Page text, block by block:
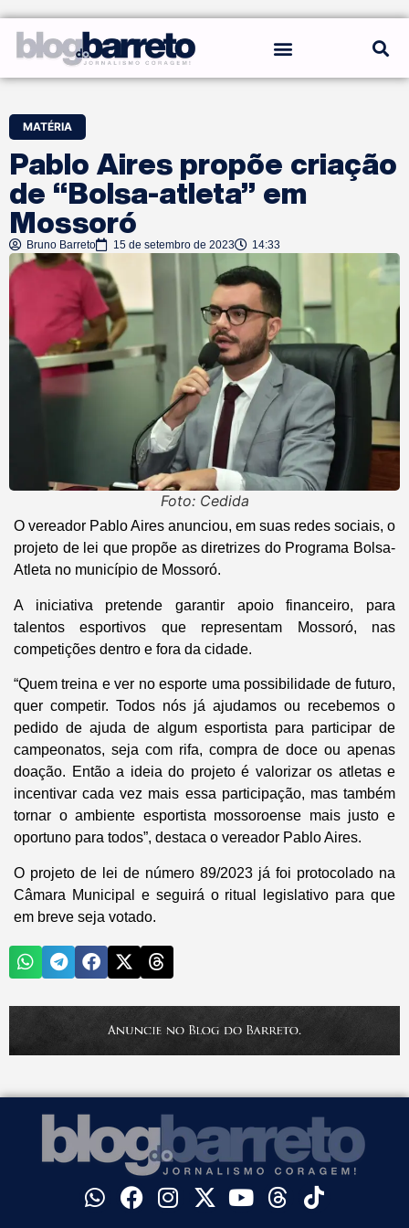
MATÉRIA
Pablo Aires propõe criação
de “Bolsa-atleta” em
Mossoró
Bruno Barreto 15 de setembro de 2023 14:33
Foto: Cedida
O vereador Pablo Aires anunciou, em suas redes sociais, o
projeto de lei que propõe as diretrizes do Programa Bolsa-
Atleta no município de Mossoró.
A iniciativa pretende garantir apoio financeiro, para
talentos esportivos que representam Mossoró, nas
competições dentro e fora da cidade.
“Quem treina e ver no esporte uma possibilidade de futuro,
quer competir. Todos nós já ajudamos ou recebemos o
pedido de ajuda de algum esportista para participar de
campeonatos, seja com rifa, compra de doce ou apenas
doação. Então a ideia do projeto é valorizar os atletas e
incentivar cada vez mais essa participação, mas também
tornar o ambiente esportista mossoroense mais justo e
oportuno para todos”, destaca o vereador Pablo Aires.
O projeto de lei de número 89/2023 já foi protocolado na
Câmara Municipal e seguirá o ritual legislativo para que
em breve seja votado.